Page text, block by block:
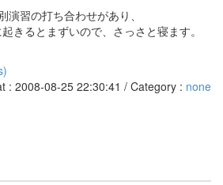
習の打ち合わせがあり、
きるとまずいので、さっさと寝ます。
: 2008-08-25 22:30:41 / Category : none